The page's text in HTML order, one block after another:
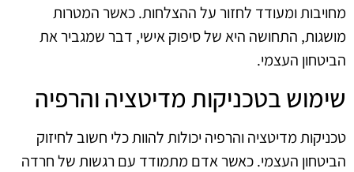
מחויבות ומעודד לחזור על ההצלחות. כאשר המטרות
מושגות, התחושה היא של סיפוק אישי, דבר שמגביר את
הביטחון העצמי.
שימוש בטכניקות מדיטציה והרפיה
טכניקות מדיטציה והרפיה יכולות להוות כלי חשוב לחיזוק
הביטחון העצמי. כאשר אדם מתמודד עם רגשות של חרדה